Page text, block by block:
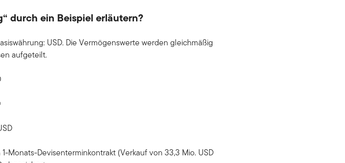
durch ein Beispiel erläutern?
USD. Die Vermögenswerte werden gleichmäßig
aufgeteilt.
Monats-Devisenterminkontrakt (Verkauf von 33,3 Mio. USD